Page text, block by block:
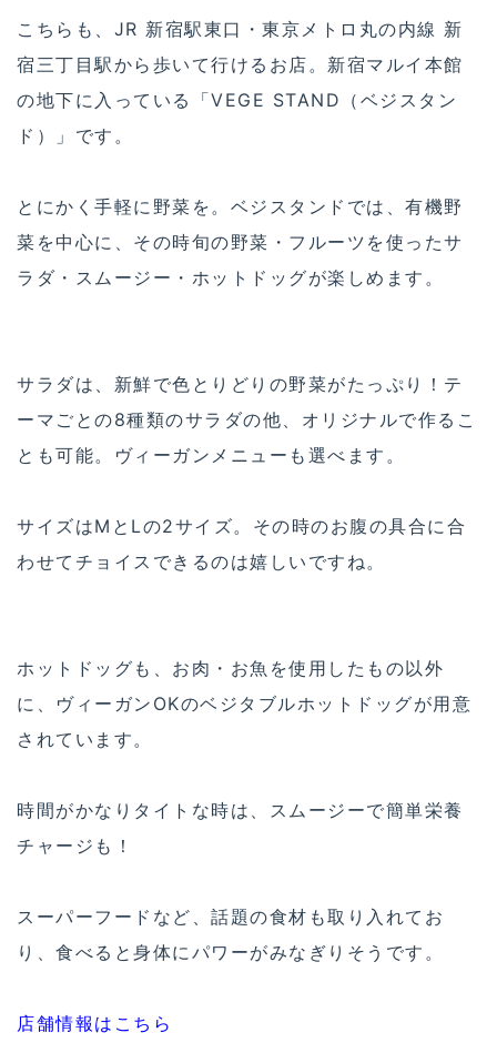
こちらも、JR 新宿駅東口・東京メトロ丸の内線 新
宿三丁目駅から歩いて行けるお店。新宿マルイ本館
の地下に入っている「VEGE STAND（ベジスタン
ド）」です。
とにかく手軽に野菜を。ベジスタンドでは、有機野
菜を中心に、その時旬の野菜・フルーツを使ったサ
ラダ・スムージー・ホットドッグが楽しめます。
サラダは、新鮮で色とりどりの野菜がたっぷり！テ
ーマごとの8種類のサラダの他、オリジナルで作るこ
とも可能。ヴィーガンメニューも選べます。
サイズはMとLの2サイズ。その時のお腹の具合に合
わせてチョイスできるのは嬉しいですね。
ホットドッグも、お肉・お魚を使用したもの以外
に、ヴィーガンOKのベジタブルホットドッグが用意
されています。
時間がかなりタイトな時は、スムージーで簡単栄養
チャージも！
スーパーフードなど、話題の食材も取り入れてお
り、食べると身体にパワーがみなぎりそうです。
店舗情報はこちら